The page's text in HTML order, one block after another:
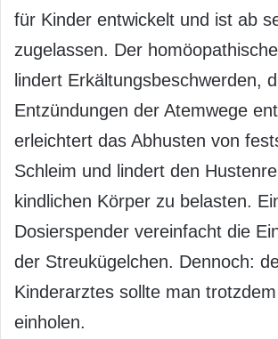
für Kinder entwickelt und ist ab
zugelassen. Der
lindert Erkältungsbeschwerden,
Entzündungen der Atemwege
erleichtert das Abhusten von
Schleim und lindert den
kindlichen Körper zu belasten.
Dosierspender vereinfacht die
der Streukügelchen. Dennoch:
Kinderarztes sollte man
einholen.